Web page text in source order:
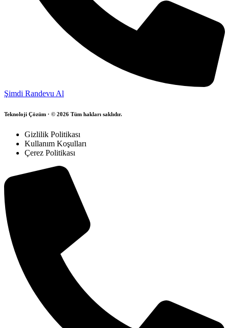
Şimdi Randevu Al
Teknoloji Çözüm · © 2026 Tüm hakları saklıdır.
Gizlilik Politikası
Kullanım Koşulları
Çerez Politikası